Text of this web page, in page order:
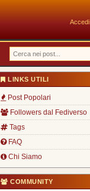
Accedi
LINKS UTILI
Post Popolari
Followers dal Fediverso
Tags
FAQ
Chi Siamo
COMMUNITY